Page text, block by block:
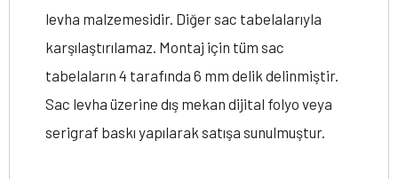
levha malzemesidir. Diğer sac tabelalarıyla
karşılaştırılamaz. Montaj için tüm sac
tabelaların 4 tarafında 6 mm delik delinmiştir.
Sac levha üzerine dış mekan dijital folyo veya
serigraf baskı yapılarak satışa sunulmuştur.